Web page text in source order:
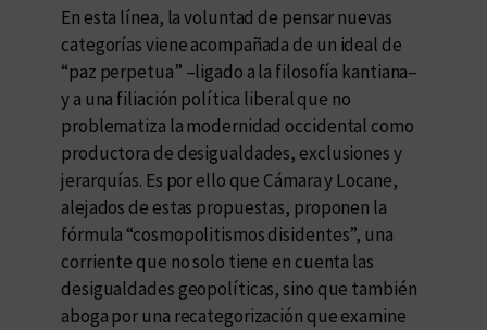
En esta línea, la voluntad de pensar nuevas
categorías viene acompañada de un ideal de
“paz perpetua” –ligado a la filosofía kantiana–
y a una filiación política liberal que no
problematiza la modernidad occidental como
productora de desigualdades, exclusiones y
jerarquías. Es por ello que Cámara y Locane,
alejados de estas propuestas, proponen la
fórmula “cosmopolitismos disidentes”, una
corriente que no solo tiene en cuenta las
desigualdades geopolíticas, sino que también
aboga por una recategorización que examine